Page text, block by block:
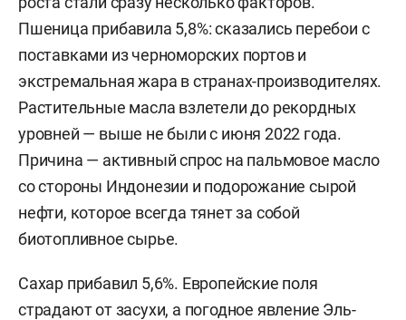
Пшеница прибавила 5,8%: сказались перебои с
поставками из черноморских портов и
экстремальная жара в странах-производителях.
Растительные масла взлетели до рекордных
уровней — выше не были с июня 2022 года.
Причина — активный спрос на пальмовое масло
со стороны Индонезии и подорожание сырой
нефти, которое всегда тянет за собой
биотопливное сырье.
Сахар прибавил 5,6%. Европейские поля
страдают от засухи, а погодное явление Эль-